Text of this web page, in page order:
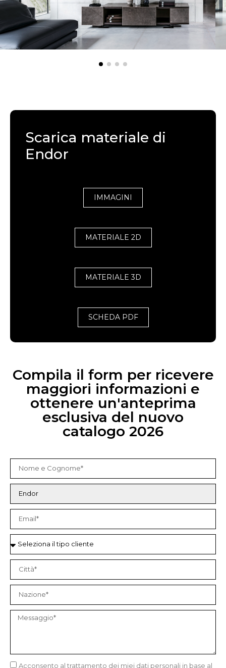
Scarica materiale di
Endor
IMMAGINI
MATERIALE 2D
MATERIALE 3D
SCHEDA PDF
Compila il form per ricevere
maggiori informazioni e
ottenere un'anteprima
esclusiva del nuovo
catalogo 2026
Acconsento al trattamento dei miei dati personali in base al